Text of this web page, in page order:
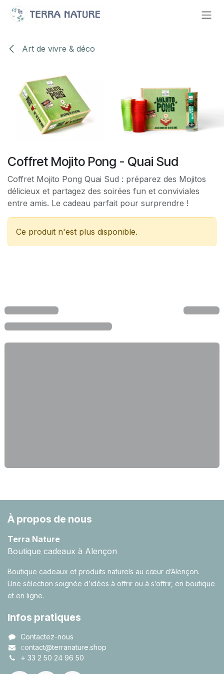
Se rendre au contenu
Art de vivre & déco
Coffret Mojito Pong - Quai Sud
Coffret Mojito Pong Quai Sud : préparez des Mojitos
délicieux et partagez des soirées fun et conviviales
entre amis. Le cadeau parfait pour surprendre !
Ce produit n'est plus disponible.
À propos de nous
Terra Nature
Boutique cadeaux à Alençon
Boutique cadeaux et produits naturels au cœur d’Alençon.
Une sélection soignée d’idées à offrir ou à s’offrir, en boutique
et en ligne.
Infos pratiques
Contactez-nous
contact@terranature.shop
+ 33 2 50 24 96 50